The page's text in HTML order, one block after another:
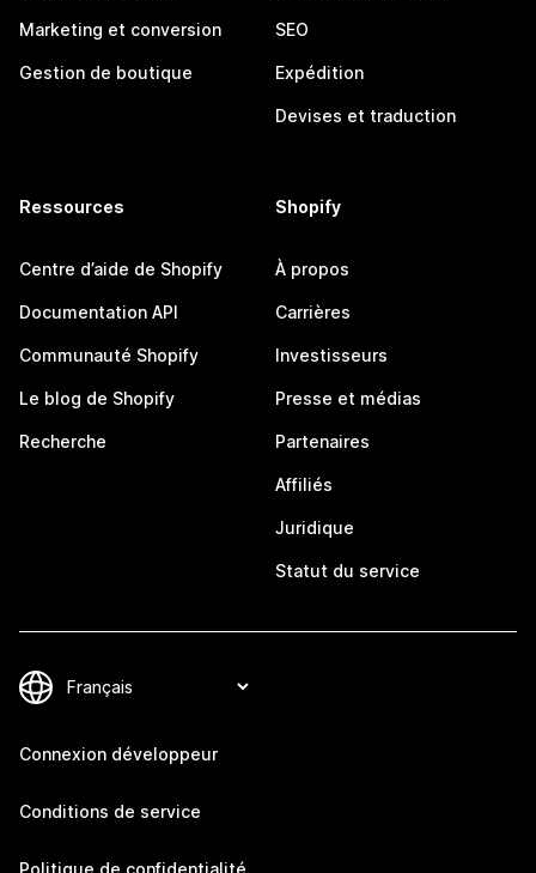
Marketing et conversion
Gestion de boutique
SEO
Expédition
Devises et traduction
Ressources
Centre d’aide de Shopify
Documentation API
Communauté Shopify
Le blog de Shopify
Recherche
Shopify
À propos
Carrières
Investisseurs
Presse et médias
Partenaires
Affiliés
Juridique
Statut du service
Connexion développeur
Conditions de service
Politique de confidentialité